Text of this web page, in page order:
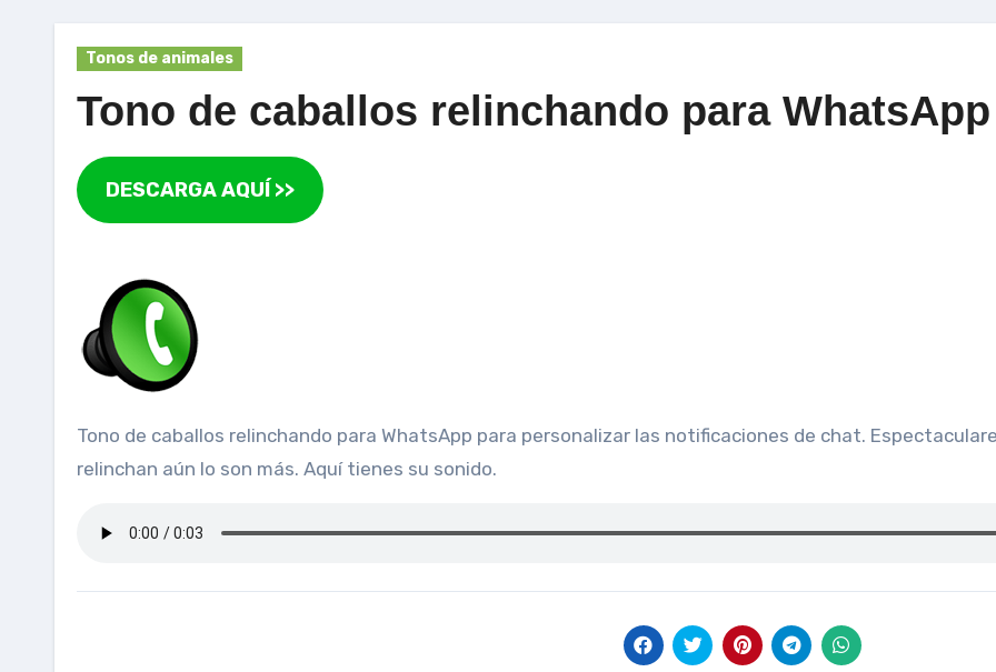
Tonos de animales
Tono de caballos relinchando para WhatsApp
DESCARGA AQUÍ >>
Tono de caballos relinchando para WhatsApp para personalizar las notificaciones de chat. Espectaculares los caballos galopando, pues cuando
relinchan aún lo son más. Aquí tienes su sonido.